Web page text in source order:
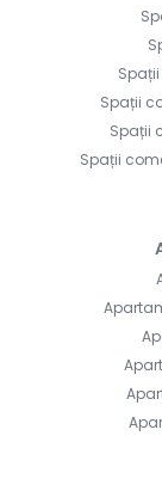
Spații
Spații
Spații